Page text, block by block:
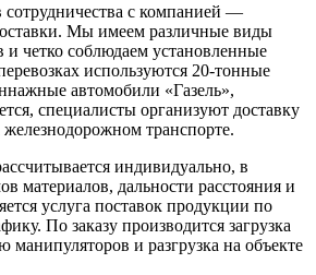
с компанией —
Мы имеем различные виды
и четко соблюдаем установленные
используются 20-тонные
автомобили «Газель»,
специалисты организуют доставку
транспорте.
индивидуально, в
материалов, дальности расстояния и
услуга поставок продукции по
По заказу производится загрузка
и разгрузка на объекте